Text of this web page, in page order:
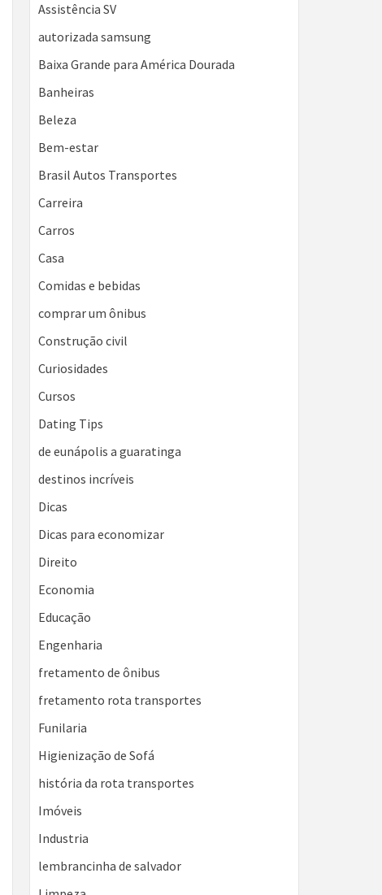
Assistência SV
autorizada samsung
Baixa Grande para América Dourada
Banheiras
Beleza
Bem-estar
Brasil Autos Transportes
Carreira
Carros
Casa
Comidas e bebidas
comprar um ônibus
Construção civil
Curiosidades
Cursos
Dating Tips
de eunápolis a guaratinga
destinos incríveis
Dicas
Dicas para economizar
Direito
Economia
Educação
Engenharia
fretamento de ônibus
fretamento rota transportes
Funilaria
Higienização de Sofá
história da rota transportes
Imóveis
Industria
lembrancinha de salvador